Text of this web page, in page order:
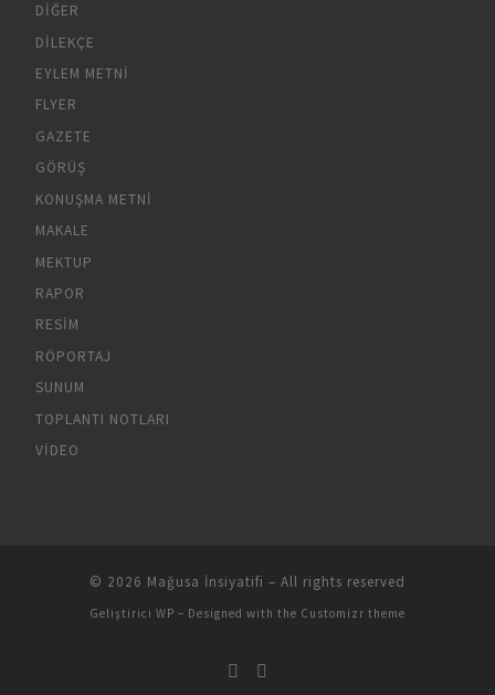
DIĞER
DILEKÇE
EYLEM METNI
FLYER
GAZETE
GÖRÜŞ
KONUŞMA METNI
MAKALE
MEKTUP
RAPOR
RESIM
RÖPORTAJ
SUNUM
TOPLANTI NOTLARI
VIDEO
© 2026 Mağusa İnsiyatifi – All rights reserved
Geliştirici WP – Designed with the Customizr theme